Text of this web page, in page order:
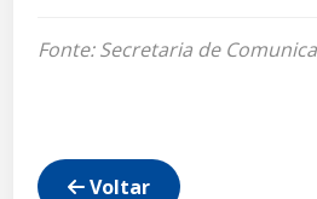
Fonte: Secretaria de
Voltar